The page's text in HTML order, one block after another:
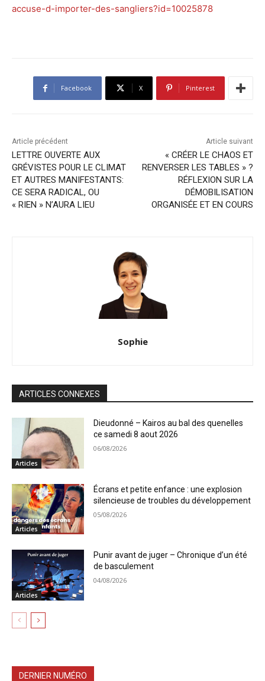
accuse-d-importer-des-sangliers?id=10025878
Facebook X Pinterest
Article précédent
LETTRE OUVERTE AUX
GRÉVISTES POUR LE CLIMAT
ET AUTRES MANIFESTANTS:
CE SERA RADICAL, OU
« RIEN » N’AURA LIEU
Article suivant
« CRÉER LE CHAOS ET
RENVERSER LES TABLES » ?
RÉFLEXION SUR LA
DÉMOBILISATION
ORGANISÉE ET EN COURS
Sophie
ARTICLES CONNEXES
Articles
Dieudonné – Kairos au bal des quenelles
ce samedi 8 aout 2026
06/08/2026
Articles
Écrans et petite enfance : une explosion
silencieuse de troubles du développement
05/08/2026
Articles
Punir avant de juger – Chronique d’un été
de basculement
04/08/2026
DERNIER NUMÉRO